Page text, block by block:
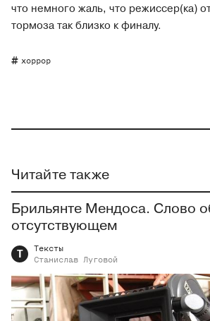
что немного жаль, что режиссер(ка)
тормоза так близко к финалу.
хоррор
Читайте также
Брильянте Мендоса. Слово
отсутствующем
Т
Тексты
Станислав
Луговой